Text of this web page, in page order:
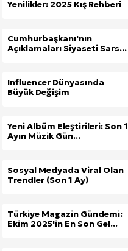
Yenilikler: 2025 Kış Rehberi
Cumhurbaşkanı'nın
Açıklamaları Siyaseti Sars...
Influencer Dünyasında
Büyük Değişim
Yeni Albüm Eleştirileri: Son 1
Ayın Müzik Gün...
Sosyal Medyada Viral Olan
Trendler (Son 1 Ay)
Türkiye Magazin Gündemi:
Ekim 2025'in En Son Gel...